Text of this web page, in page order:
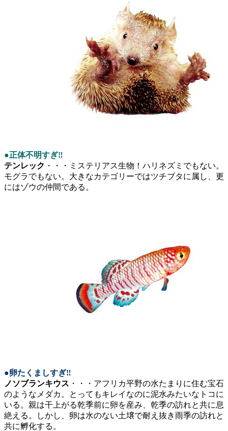
●正体不明すぎ‼
テンレック ・・・ミステリアス生物！ハリネズミでもない。
モグラでもない。大きなカテゴリーではツチブタに属し、更
にはゾウの仲間である。
●卵たくましすぎ‼
ノソブランキウス ・・・アフリカ平野の水たまりに住む宝石
のようなメダカ。とってもキレイなのに泥水みたいなトコに
いる。親は干上がる乾季前に卵を産み、乾季の訪れと共に息
絶える。しかし、卵は水のない土壌で耐え抜き雨季の訪れと
共に孵化する。